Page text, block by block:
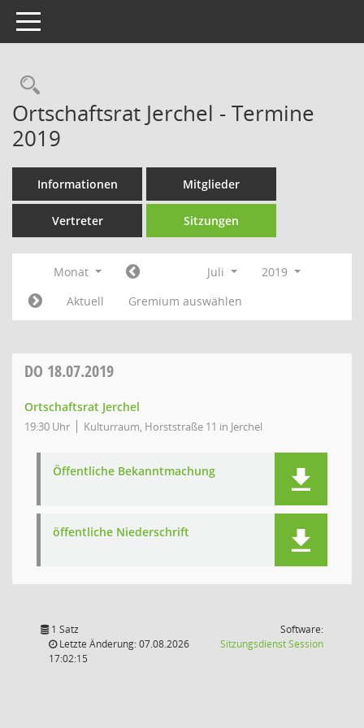
Toggle navigation
Rechercheauswahl
Ortschaftsrat Jerchel - Termine
2019
Informationen Mitglieder
Vertreter Sitzungen
Monat Juli
2019
Aktuell
Gremium auswählen
DO 18.07.2019
Ortschaftsrat Jerchel
19:30 Uhr Kulturraum, Horststraße 11 in Jerchel
Öffentliche Bekanntmachung
öffentliche Niederschrift
1 Satz
Letzte Änderung: 07.08.2026
17:02:15
Software:
SitzungsdienstSession(Wird in